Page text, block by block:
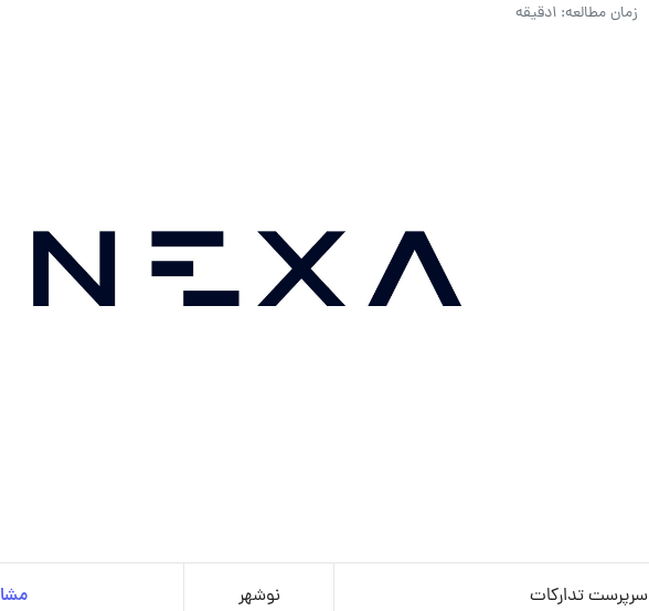
زمان مطالعه: 1دقیقه
سرپرست تدارکات نوشهر